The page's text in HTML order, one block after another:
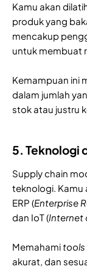
Kamu akan
produk yang
mencakup
untuk membuat
Kemampuan ini
dalam jumlah
stok atau justru
5. Teknologi
Supply chain
teknologi. Kamu
ERP (Enterprise
dan IoT (Internet
Memahami tools
akurat, dan